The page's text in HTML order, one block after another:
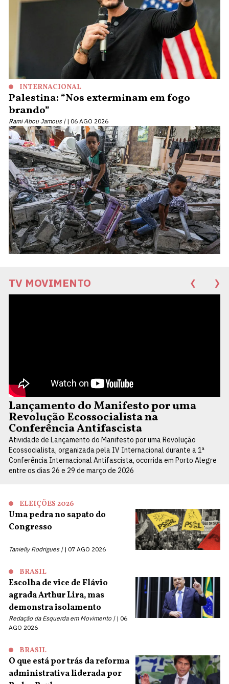
INTERNACIONAL
Palestina: “Nos exterminam em fogo
brando”
Rami Abou Jamous | 06 AGO 2026
TV MOVIMENTO ❮ ❯
Lançamento do Manifesto por uma
Revolução Ecossocialista na
Conferência Antifascista
Atividade de Lançamento do Manifesto por uma Revolução
Ecossocialista, organizada pela IV Internacional durante a 1ª
Conferência Internacional Antifascista, ocorrida em Porto Alegre
entre os dias 26 e 29 de março de 2026
ELEIÇÕES 2026
Uma pedra no sapato do
Congresso
Tanielly Rodrigues | 07 AGO 2026
BRASIL
Escolha de vice de Flávio
agrada Arthur Lira, mas
demonstra isolamento
Redação da Esquerda em Movimento |
06
AGO 2026
BRASIL
O que está por trás da reforma
administrativa liderada por